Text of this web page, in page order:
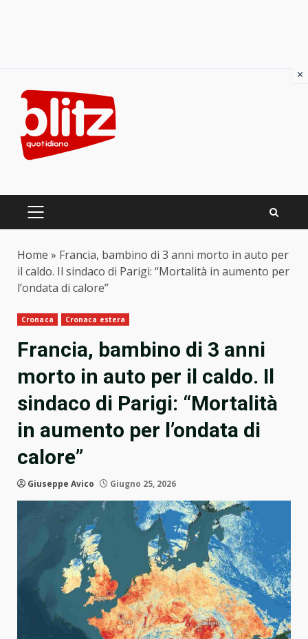
content
PRIMARY
Home » Francia, bambino di 3 anni morto in auto per
il caldo. Il sindaco di Parigi: “Mortalità in aumento per
l’ondata di calore”
Cronaca Cronaca estera
Francia, bambino di 3 anni
morto in auto per il caldo. Il
sindaco di Parigi: “Mortalità
in aumento per l’ondata di
calore”
Giuseppe Avico Giugno 25, 2026
×